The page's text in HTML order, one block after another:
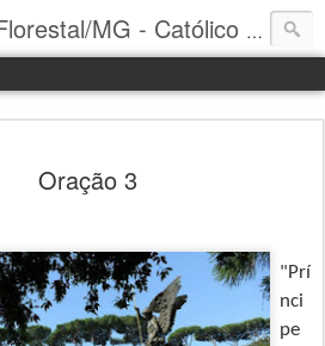
Caê Texugueiro, Florestal/MG - Católico Praticante
Oração 3
"Prí
nci
pe